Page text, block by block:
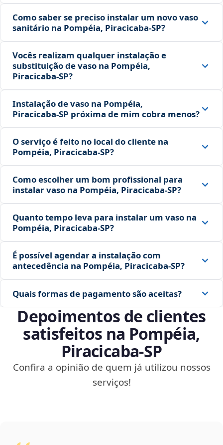
Como saber se preciso instalar um novo vaso
sanitário na Pompéia, Piracicaba‑SP?
Vocês realizam qualquer instalação e
substituição de vaso na Pompéia,
Piracicaba‑SP?
Instalação de vaso na Pompéia,
Piracicaba‑SP próxima de mim cobra menos?
O serviço é feito no local do cliente na
Pompéia, Piracicaba‑SP?
Como escolher um bom profissional para
instalar vaso na Pompéia, Piracicaba‑SP?
Quanto tempo leva para instalar um vaso na
Pompéia, Piracicaba‑SP?
É possível agendar a instalação com
antecedência na Pompéia, Piracicaba‑SP?
Quais formas de pagamento são aceitas?
Depoimentos de clientes
satisfeitos na Pompéia,
Piracicaba‑SP
Confira a opinião de quem já utilizou nossos
serviços!